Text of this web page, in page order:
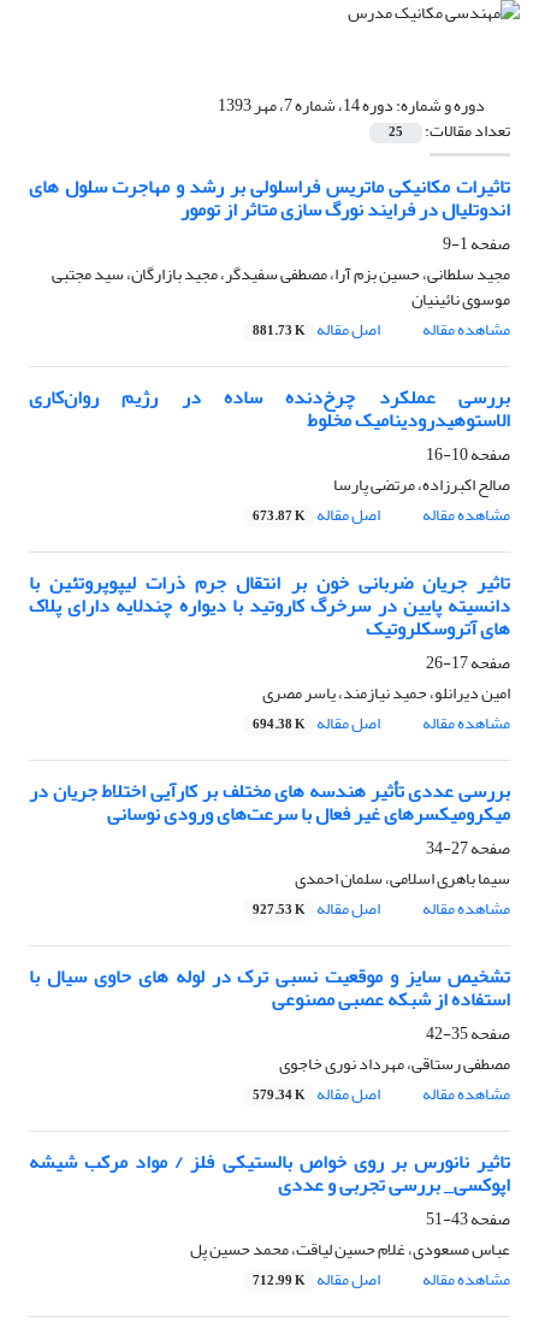
دوره و شماره:دوره 14، شماره 7، مهر 1393
تعداد مقالات: 25
تاثیرات مکانیکی ماتریس فراسلولی بر رشد و مهاجرت سلول های
اندوتلیال در فرایند نورگ سازی متاثر از تومور
صفحه1-9
مجید سلطانی، حسین بزم آرا، مصطفی سفیدگر، مجید بازارگان، سید مجتبی
موسوی نائینیان
مشاهده مقاله
اصل مقاله 881.73 K
بررسی عملکرد چرخ‌دنده ساده در رژیم روان‌کاری
الاستوهیدرودینامیک مخلوط
صفحه10-16
صالح اکبرزاده، مرتضی پارسا
مشاهده مقاله
اصل مقاله 673.87 K
تاثیر جریان ضربانی خون بر انتقال جرم ذرات لیپوپروتئین با
دانسیته پایین در سرخرگ کاروتید با دیواره چندلایه دارای پلاک
های آتروسکلروتیک
صفحه17-26
امین دیرانلو، حمید نیازمند، یاسر مصری
مشاهده مقاله
اصل مقاله 694.38 K
بررسی عددی تأثیر هندسه های مختلف بر کارآیی اختلاط جریان در
میکرومیکسرهای غیر فعال با سرعت‌های ورودی نوسانی
صفحه27-34
سیما باهری اسلامی، سلمان احمدی
مشاهده مقاله
اصل مقاله 927.53 K
تشخیص سایز و موقعیت نسبی ترک در لوله های حاوی سیال با
استفاده از شبکه عصبی مصنوعی
صفحه35-42
مصطفی رستاقی، مهرداد نوری خاجوی
مشاهده مقاله
اصل مقاله 579.34 K
تاثیر نانو‌رس بر روی خواص بالستیکی فلز / مواد مرکب شیشه
اپوکسی_ بررسی تجربی و عددی
صفحه43-51
عباس مسعودی، غلام حسین لیاقت، محمد حسین پل
مشاهده مقاله
اصل مقاله 712.99 K